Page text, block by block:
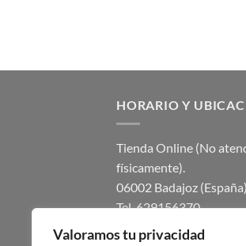
Valoramos tu privacidad
HORARIO Y
Tienda Online (No
físicamente).
06002 Badajoz
Tel. 629156370.